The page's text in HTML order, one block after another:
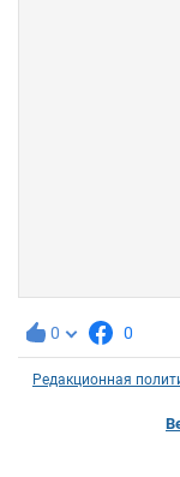
0 0
Редакционная